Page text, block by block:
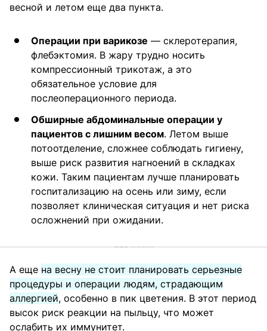
весной и летом еще два пункта.
Операции при варикозе — склеротерапия,
флебэктомия. В жару трудно носить
компрессионный трикотаж, а это
обязательное условие для
послеоперационного периода.
Обширные абдоминальные операции у
пациентов с лишним весом. Летом выше
потоотделение, сложнее соблюдать гигиену,
выше риск развития нагноений в складках
кожи. Таким пациентам лучше планировать
госпитализацию на осень или зиму, если
позволяет клиническая ситуация и нет риска
осложнений при ожидании.
А еще на весну не стоит планировать серьезные
процедуры и операции людям, страдающим
аллергией, особенно в пик цветения. В этот период
высок риск реакции на пыльцу, что может
ослабить их иммунитет.